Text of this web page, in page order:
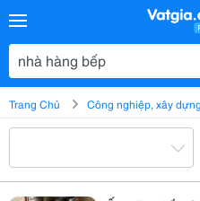
Trang Chủ Công nghiệp, xây dựng